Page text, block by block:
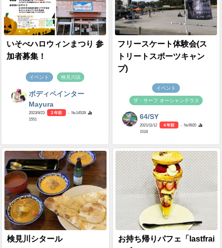
いそべハロウィンまつり 参
加者募集！
イベント 検見川浜
ボディペインター
Mayura
2023/9/23 2 年前
- №14528
1551
フリースケート体験会(ス
トリートスポーツキャン
プ)
イベント
ザ・サーフ オーシャンテラス
64/SY
2021/11/12 4 年前
- №9920
1518
検見川シタール
お持ち帰りパフェ「lastfrai